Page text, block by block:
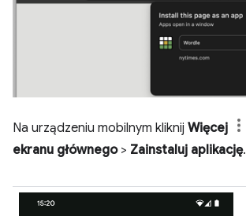
Na urządzeniu mobilnym kliknij Więcej
ekranu głównego> Zainstaluj aplikację.